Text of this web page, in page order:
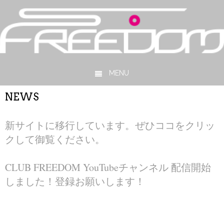
MENU
Skip to content
NEWS
新サイトに移行しています。ぜひココをクリッ
クして御覧ください。
CLUB FREEDOM YouTubeチャンネル 配信開始
しました！登録お願いします！